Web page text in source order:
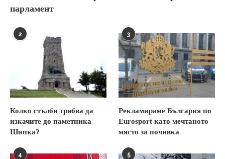
парламент
2
Колко стълби трябва да
изкачите до паметника
Шипка?
3
Рекламираме България по
Eurosport като мечтаното
място за почивка
4 5